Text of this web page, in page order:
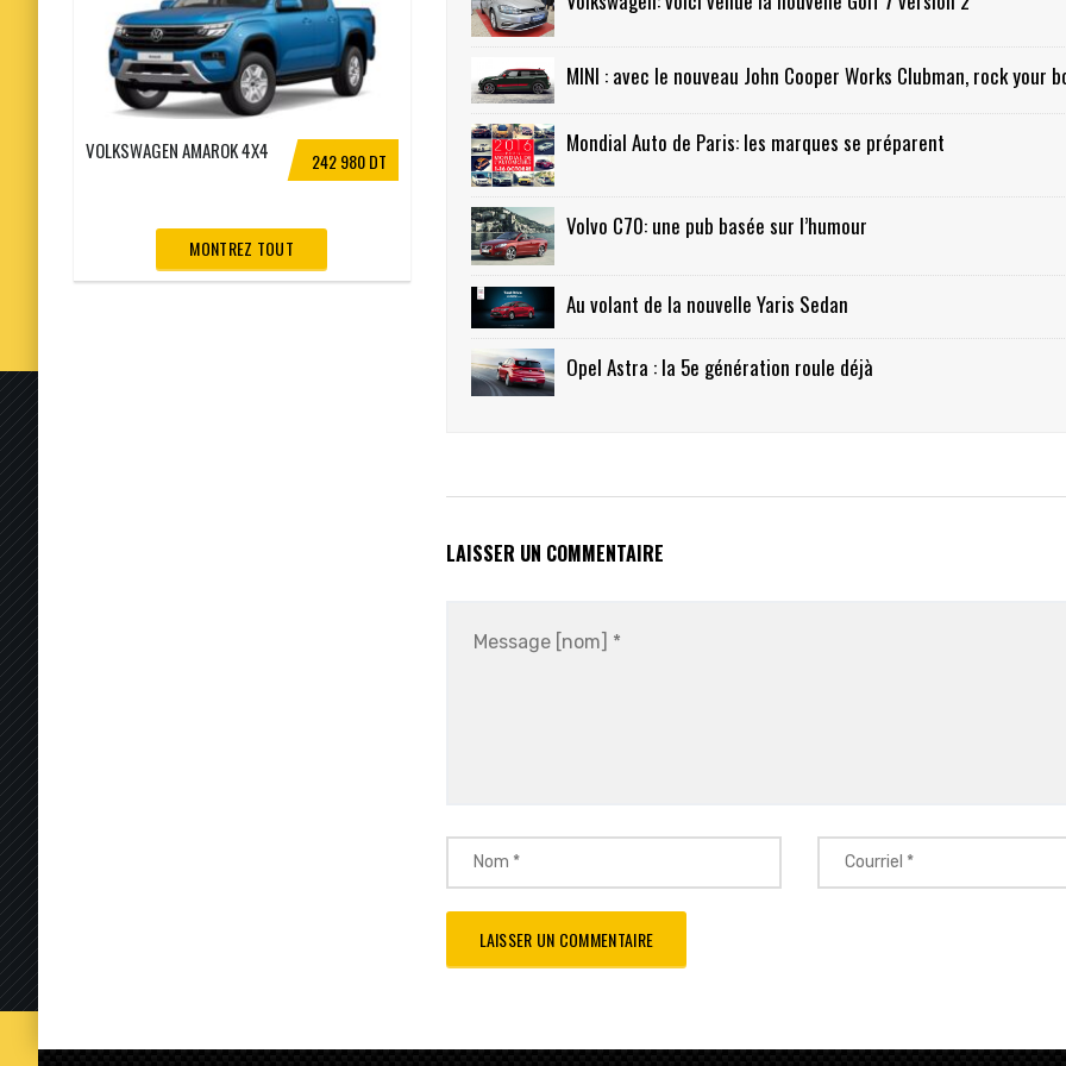
MINI : avec le nouveau John Cooper Works Clubman, rock your
Mondial Auto de Paris: les marques se préparent
Volvo C70: une pub basée sur l’humour
Au volant de la nouvelle Yaris Sedan
Opel Astra : la 5e génération roule déjà
LAISSER UN COMMENTAIRE
242 980 DT
VOLKSWAGEN AMAROK 4X4
MONTREZ TOUT